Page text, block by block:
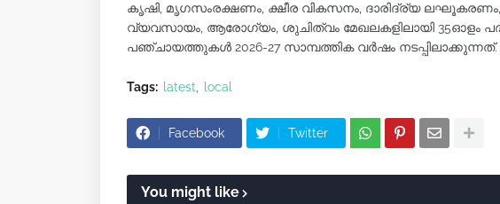
കൃഷി, മൃഗസംരക്ഷണം, ക്ഷീര വികസനം, ദാരിദ്ര്യ
വ്യവസായം, ആരോഗ്യം, ശുചിത്വം മേഖലകളിലായി 35ഓളം
പഞ്ചായത്തുകൾ 2026-27 സാമ്പത്തിക വർഷം
Tags: latest local
Facebook Twitter
You might like